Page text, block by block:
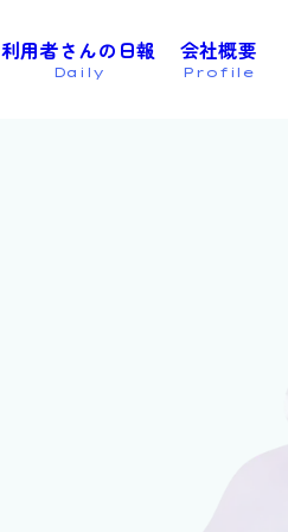
利用者さんの日報
Daily
会社概要
Profile